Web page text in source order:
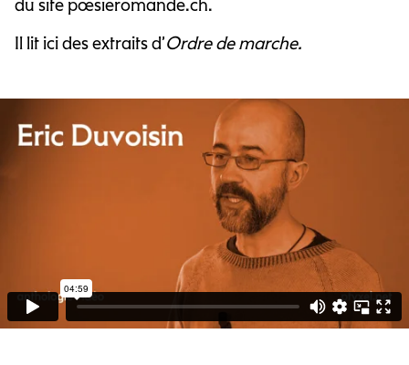
du site poesieromande.ch.
Il lit ici des extraits d’Ordre de marche.